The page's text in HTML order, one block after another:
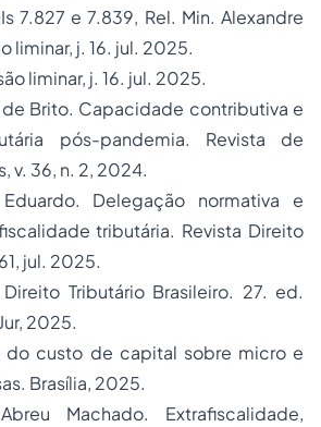
7.827 e 7.839, Rel. Min. Alexandre
liminar, j. 16. jul. 2025.
liminar, j. 16. jul. 2025.
de Brito. Capacidade contributiva e
pós-pandemia. Revista de
, v. 36, n. 2, 2024.
Eduardo. Delegação normativa e
tributária. Revista Direito
jul. 2025.
Direito Tributário Brasileiro. 27. ed.
2025.
do custo de capital sobre micro e
. Brasília, 2025.
Machado. Extrafiscalidade,